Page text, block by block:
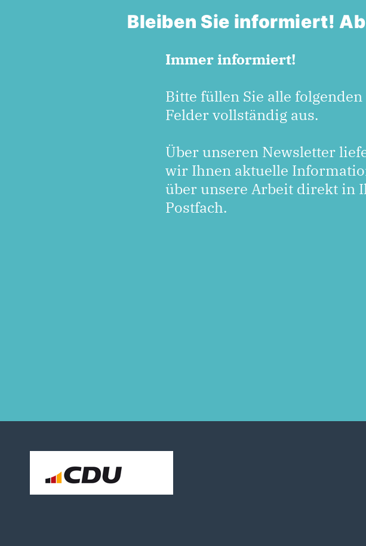
Bleiben Sie informiert!
Immer informiert!
Bitte füllen Sie alle folgenden
Felder vollständig aus.
Über unseren Newsletter
wir Ihnen aktuelle
über unsere Arbeit direkt in
Postfach.